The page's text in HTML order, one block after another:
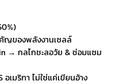
คัญของพลังงานเซลล์
→ กลไกชะลอวัย & ซ่อมแซม
เมริกา ไม่ใช่แค่เขียนอ้าง